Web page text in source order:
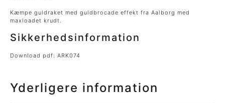
Kæmpe guldraket med guldbrocade effekt fra Aalborg med
maxloadet krudt.
Sikkerhedsinformation
Download pdf: ARK074
Yderligere information